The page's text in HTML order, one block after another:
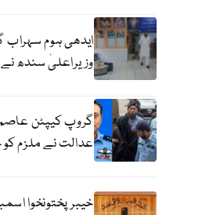
ایدھی ہوم سہراب
وزیراعلیٰ سندھ
گروپ کیپٹن
عدالت نے ملزم کو
خیبرپختونخوا